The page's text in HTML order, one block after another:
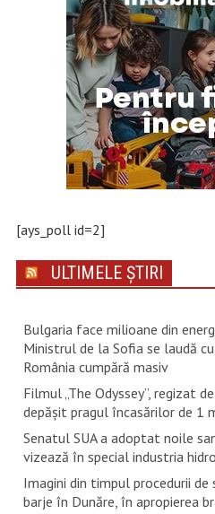
[ays_poll id=2]
ULTIMELE ȘTIRI
Bulgaria face milioane din
Ministrul de la Sofia se laudă
România cumpără masiv
Filmul „The Odyssey”, regizat
depăşit pragul încasărilor de 1
Senatul SUA a adoptat noile
vizează în special industria
Imagini din timpul procedurii
barje în Dunăre, în apropierea